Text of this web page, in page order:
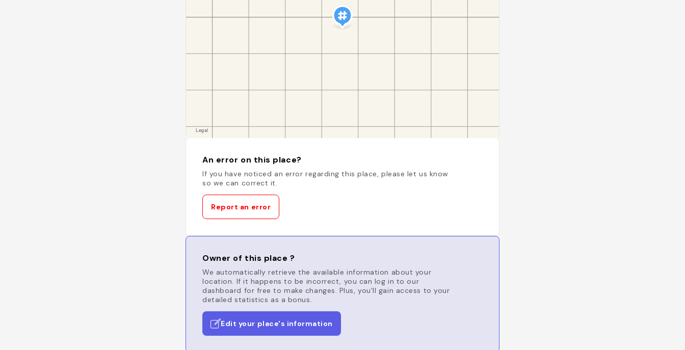
An error on this place?
If you have noticed an error regarding this place, please let us know
so we can correct it.
Report an error
Owner of this place ?
We automatically retrieve the available information about your
location. If it happens to be incorrect, you can log in to our
dashboard for free to make changes. Plus, you'll gain access to your
detailed statistics as a bonus.
Edit your place's information